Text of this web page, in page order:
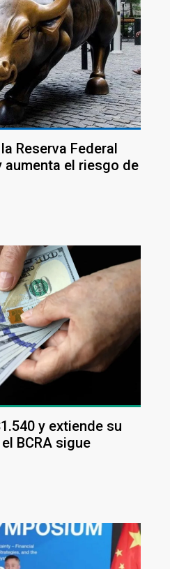
Reserva Federal
aumenta el riesgo de
y extiende su
BCRA sigue